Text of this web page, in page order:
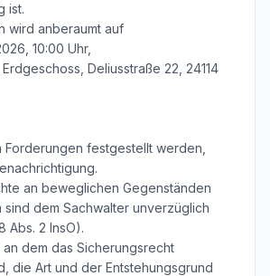
ist.
wird anberaumt auf
10:00 Uhr,
Deliusstraße 22, 24114
Forderungen festgestellt werden,
an beweglichen Gegenständen
dem Sachwalter unverzüglich
Abs. 2 InsO).
dem das Sicherungsrecht
die Art und der Entstehungsgrund